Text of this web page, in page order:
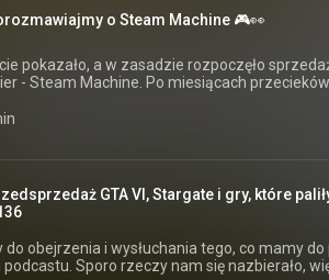
o Steam Machine 🎮👀
pokazało, a w zasadzie rozpoczęło
- Steam Machine. Po miesiącach przecieków
się zagotowało. W krótkiej rozmowie
już mamy i używamy. #steammachine #steam #valve
Wbijaj na stronę: https://2po2.pl Facebook:
dwochpodwoch Twitter:
dwochpodwoch TikTok:
@dwochpodwoch Postaw na kawę:
dwochpodwoch Grosza daj
GTA VI, Stargate i gry, które
do obejrzenia i wysłuchania tego, co mamy
podcastu. Sporo rzeczy nam się nazbierało,